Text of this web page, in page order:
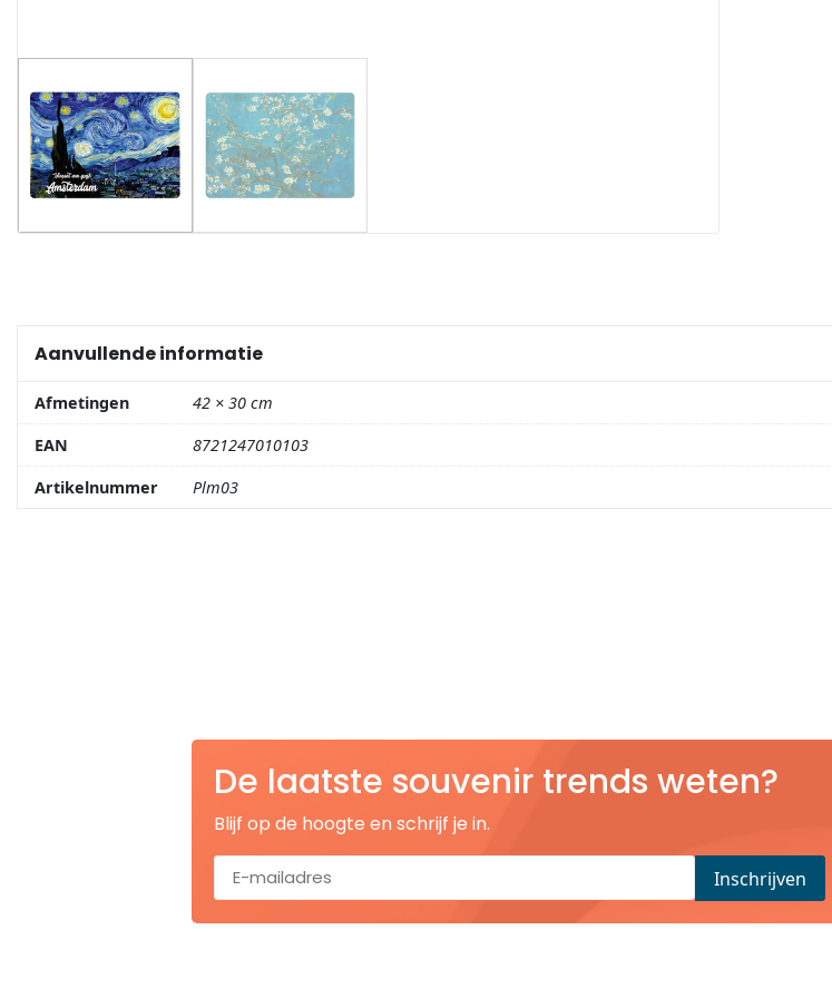
Aanvullende informatie
Afmetingen
42 × 30 cm
EAN
8721247010103
Artikelnummer
Plm03
Kerstballen
Flesopeners
Theelepels
Knutselen
De laatste souvenir trends weten?
Blijf op de hoogte en schrijf je in.